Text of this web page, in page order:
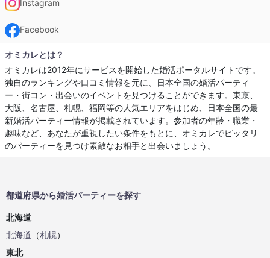
Instagram
Facebook
オミカレとは？
オミカレは2012年にサービスを開始した婚活ポータルサイトです。
独自のランキングや口コミ情報を元に、日本全国の婚活パーティ
ー・街コン・出会いのイベントを見つけることができます。東京、
大阪、名古屋、札幌、福岡等の人気エリアをはじめ、日本全国の最
新婚活パーティー情報が掲載されています。参加者の年齢・職業・
趣味など、あなたが重視したい条件をもとに、オミカレでピッタリ
のパーティーを見つけ素敵なお相手と出会いましょう。
都道府県から婚活パーティーを探す
北海道
北海道 （札幌）
東北